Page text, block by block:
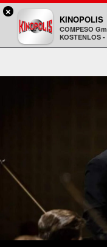
Kinopolis
×
KINOPOLIS
COMPESO
KOSTENLOS